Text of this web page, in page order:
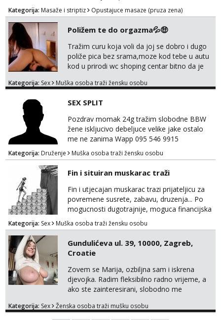
for lovers of beautiful feets👣👠👡👢 Calls
only,no messages! *NO SEX *PRIORITY IS
GIVEN TO REGULAR CLIENTS
Kategorija: Masaže i striptiz Opustajuce masaze (pruza zena)
Poližem te do orgazma💦🤑
Tražim curu koja voli da joj se dobro i dugo
poliže pica bez srama,moze kod tebe u autu
kod u prirodi wc shoping centar bitno da je
jer nisam solo. Zgodan sam i diskretan,sliku
za brz dogovor Kontakt 0958759047
Kategorija: Sex Muška osoba traži žensku osobu
SEX SPLIT
Pozdrav momak 24g tražim slobodne BBW
žene iskljucivo debeljuce velike jake ostalo
me ne zanima Wapp 095 546 9915
Kategorija: Druženje Muška osoba traži žensku osobu
Fin i situiran muskarac traži
Fin i utjecajan muskarac trazi prijateljicu za
povremene susrete, zabavu, druzenja... Po
mogucnosti dugotrajnije, moguca financijska
potpora!
Kategorija: Sex Muška osoba traži žensku osobu
Gundulićeva ul. 39, 10000, Zagreb,
Croatie
Zovem se Marija, ozbiljna sam i iskrena
djevojka. Radim fleksibilno radno vrijeme, a
ako ste zainteresirani, slobodno me
broj☎️:+385 92 451 2472
Kategorija: Sex Ženska osoba traži mušku osobu